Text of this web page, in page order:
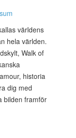
världens
hela världen.
Walk of
historia
dig med
bilden framför